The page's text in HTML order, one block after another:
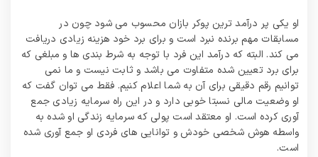
او یکی پر درآمد ترین پوکر بازان محسوب می شود چون در
مسابقات مهم برنده نبرد است و برای برد خود هزینه زیادی دریافت
می کند. البته که درآمد این فرد با توجه به شرط بندی ها و مبلغی که
برای برد تعیین شده متفاوت می باشد و ثابت نیست و ما نمی
توانیم رقم دقیقی برای آن به شما اعلام کنیم. فقط می توان گفت که
او وضعیت مالی نسبتا خوبی دارد و در این راه سرمایه زیادی جمع
آوری کرده است. او معتقد است پولی که سرمایه زندگی او شده به
واسطه هوش شخصی خودش و توانایی های فردی او جمع آوری شده
است.